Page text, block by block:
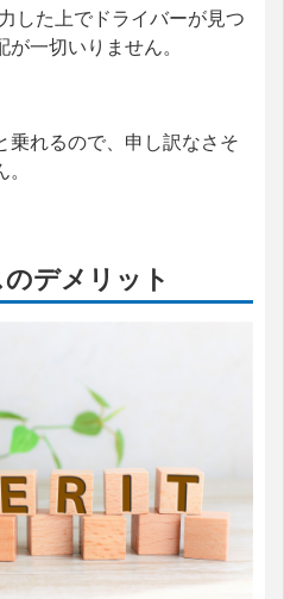
した上でドライバーが見つ
一切いりません。
乗れるので、申し訳なさそ
デメリット